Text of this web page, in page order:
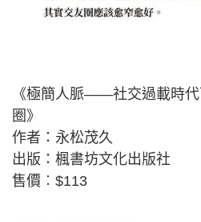
《極簡人脈——社交過載時
圈》
作者：永松茂久
出版：楓書坊文化出版社
售價︰$113